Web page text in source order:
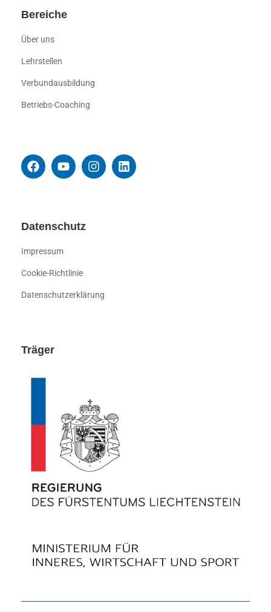
Bereiche
Über uns
Lehrstellen
Verbundausbildung
Betriebs-Coaching
Datenschutz
Impressum
Cookie-Richtlinie
Datenschutzerklärung
Träger